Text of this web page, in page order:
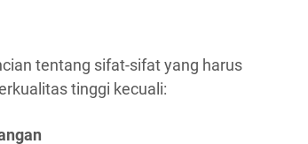
tentang sifat-sifat yang harus
tinggi kecuali: